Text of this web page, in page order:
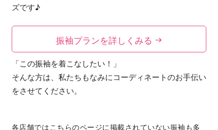
ズです♪
振袖プランを詳しくみる
「この振袖を着こなしたい！」
そんな方は、私たちもなみにコーディネートのお手伝い
をさせてください。
各店舗ではこちらのページに掲載されていない振袖も多